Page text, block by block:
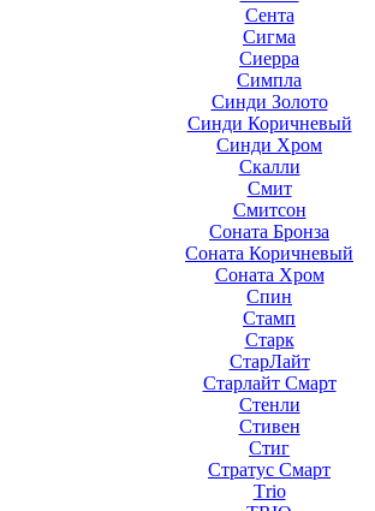
Сента
Сигма
Сиерра
Симпла
Синди Золото
Синди Коричневый
Синди Хром
Скалли
Смит
Смитсон
Соната Бронза
Соната Коричневый
Соната Хром
Спин
Стамп
Старк
СтарЛайт
Старлайт Смарт
Стенли
Стивен
Стиг
Стратус Смарт
Тrio